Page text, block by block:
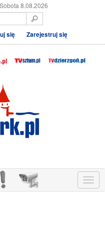
8.08.2026
się Zarejestruj się
Menu